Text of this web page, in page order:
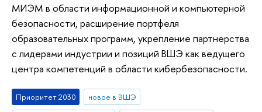
МИЭМ в области информационной и компьютерной
безопасности, расширение портфеля
образовательных программ, укрепление партнерства
с лидерами индустрии и позиций ВШЭ как ведущего
центра компетенций в области кибербезопасности.
Приоритет 2030
новое в ВШЭ